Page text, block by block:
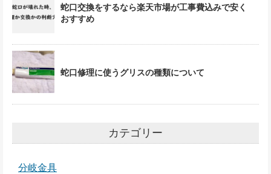
蛇口交換をするなら楽天市場が工事費込みで安く
おすすめ
蛇口修理に使うグリスの種類について
カテゴリー
分岐金具